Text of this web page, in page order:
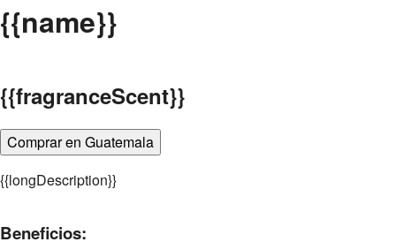
{{name}}
{{fragranceScent}}
Comprar en Guatemala
{{longDescription}}
Beneficios: